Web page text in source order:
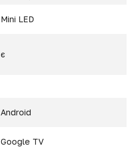
Mini LED
є
Android
Google TV